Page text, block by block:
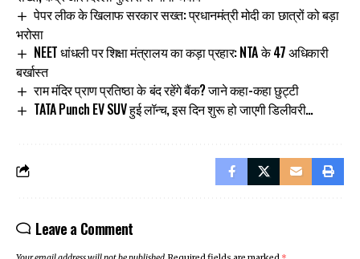
पेपर लीक के खिलाफ सरकार सख्त: प्रधानमंत्री मोदी का छात्रों को बड़ा
भरोसा
NEET धांधली पर शिक्षा मंत्रालय का कड़ा प्रहार: NTA के 47 अधिकारी
बर्खास्त
राम मंदिर प्राण प्रतिष्ठा के बंद रहेंगे बैंक? जाने कहा-कहा छुट्टी
TATA Punch EV SUV हुई लॉन्च, इस दिन शुरू हो जाएगी डिलीवरी…
Leave a Comment